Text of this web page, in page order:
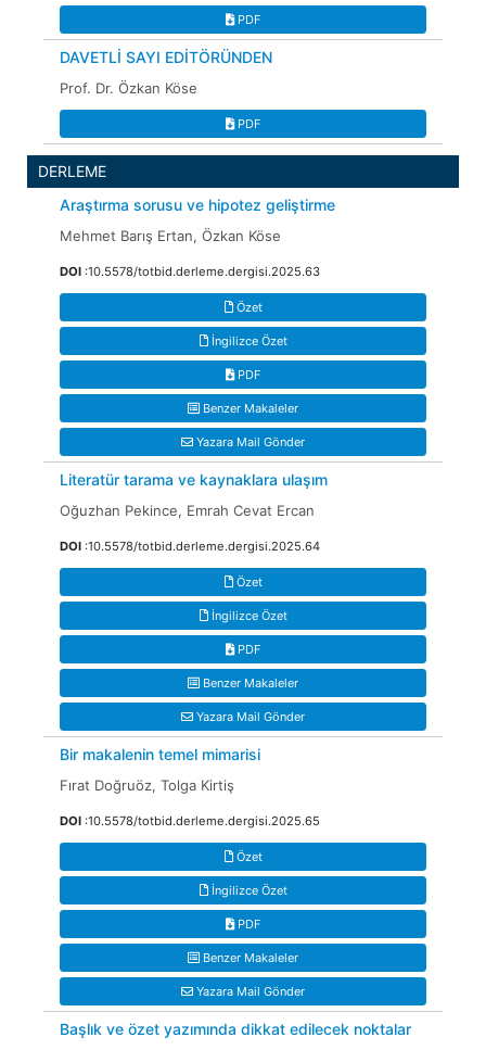
PDF
DAVETLİ SAYI EDİTÖRÜNDEN
Prof. Dr. Özkan Köse
PDF
DERLEME
Araştırma sorusu ve hipotez geliştirme
Mehmet Barış Ertan, Özkan Köse
DOI :10.5578/totbid.derleme.dergisi.2025.63
Özet
İngilizce Özet
PDF
Benzer Makaleler
Yazara Mail Gönder
Literatür tarama ve kaynaklara ulaşım
Oğuzhan Pekince, Emrah Cevat Ercan
DOI :10.5578/totbid.derleme.dergisi.2025.64
Özet
İngilizce Özet
PDF
Benzer Makaleler
Yazara Mail Gönder
Bir makalenin temel mimarisi
Fırat Doğruöz, Tolga Kirtiş
DOI :10.5578/totbid.derleme.dergisi.2025.65
Özet
İngilizce Özet
PDF
Benzer Makaleler
Yazara Mail Gönder
Başlık ve özet yazımında dikkat edilecek noktalar